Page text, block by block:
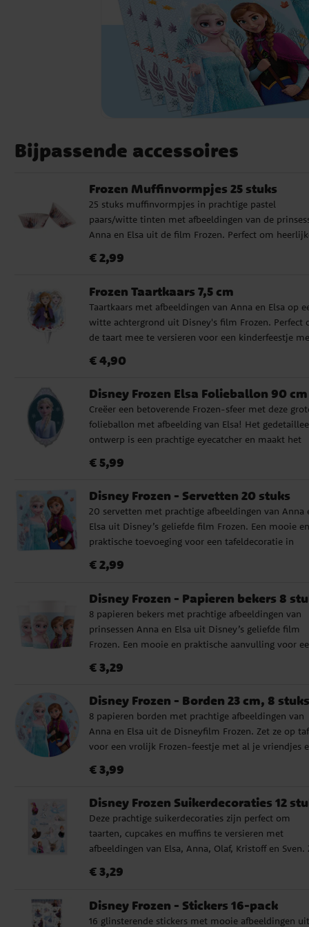
Bijpassende accessoires
Frozen Muffinvormpjes 25 stuks
25 stuks muffinvormpjes in prachtige pastel
paars/witte tinten met afbeeldingen van de
Anna en Elsa uit de film Frozen. Perfect om
muffinvormpjes hebben een diameter van
Prijs :€ 2,99
€ 2,99
Frozen Taartkaars 7,5 cm
Taartkaars met afbeeldingen van Anna en Elsa op
witte achtergrond uit Disney's film Frozen. Perfect
de taart mee te versieren voor een kinderfeestje
groot.
Prijs :€ 4,90
€ 4,90
Disney Frozen Elsa Folieballon 90 cm
Creëer een betoverende Frozen-sfeer met deze
folieballon met afbeelding van Elsa! Het
ontwerp is een prachtige eyecatcher en maakt het
onopgeblazen en kan worden gevuld met lucht of
opblazen en een wit ballonsnoer van ca. 1,5
Kan worden gevuld met lucht of helium ✔️ Inclusief
rietje en wit ballonsnoer (ca. 1,5 m)
Prijs :€ 5,99
€ 5,99
Disney Frozen - Servetten 20 stuks
20 servetten met prachtige afbeeldingen van Anna
Elsa uit Disney’s geliefde film Frozen. Een mooie en
praktische toevoeging voor een tafeldecoratie in
milieuvriendelijk FSC-gecertificeerd papier,
uitgevouwen.
Prijs :€ 2,99
€ 2,99
Disney Frozen - Papieren bekers 8
8 papieren bekers met prachtige afbeeldingen van
prinsessen Anna en Elsa uit Disney’s geliefde film
Frozen. Een mooie en praktische aanvulling voor
milieuvriendelijk FSC-gecertificeerd papier, zijn ca.
Prijs :€ 3,29
€ 3,29
Disney Frozen - Borden 23 cm, 8 stuks
8 papieren borden met prachtige afbeeldingen van
Anna en Elsa uit de Disneyfilm Frozen. Zet ze op
voor een vrolijk Frozen-feestje met al je vriendjes
milieuvriendelijk FSC-gecertificeerd papier en
Prijs :€ 3,99
€ 3,99
Disney Frozen Suikerdecoraties 12
Deze prachtige suikerdecoraties zijn perfect om
taarten, cupcakes en muffins te versieren met
afbeeldingen van Elsa, Anna, Olaf, Kristoff en Sven.
passen prachtig in de decoratie van gebak. Ideaal
extra magisch tintje. Ingrediënten: Maïszetmeel,
Prijs :€ 3,29
€ 3,29
Disney Frozen - Stickers 16-pack
16 glinsterende stickers met mooie afbeeldingen uit